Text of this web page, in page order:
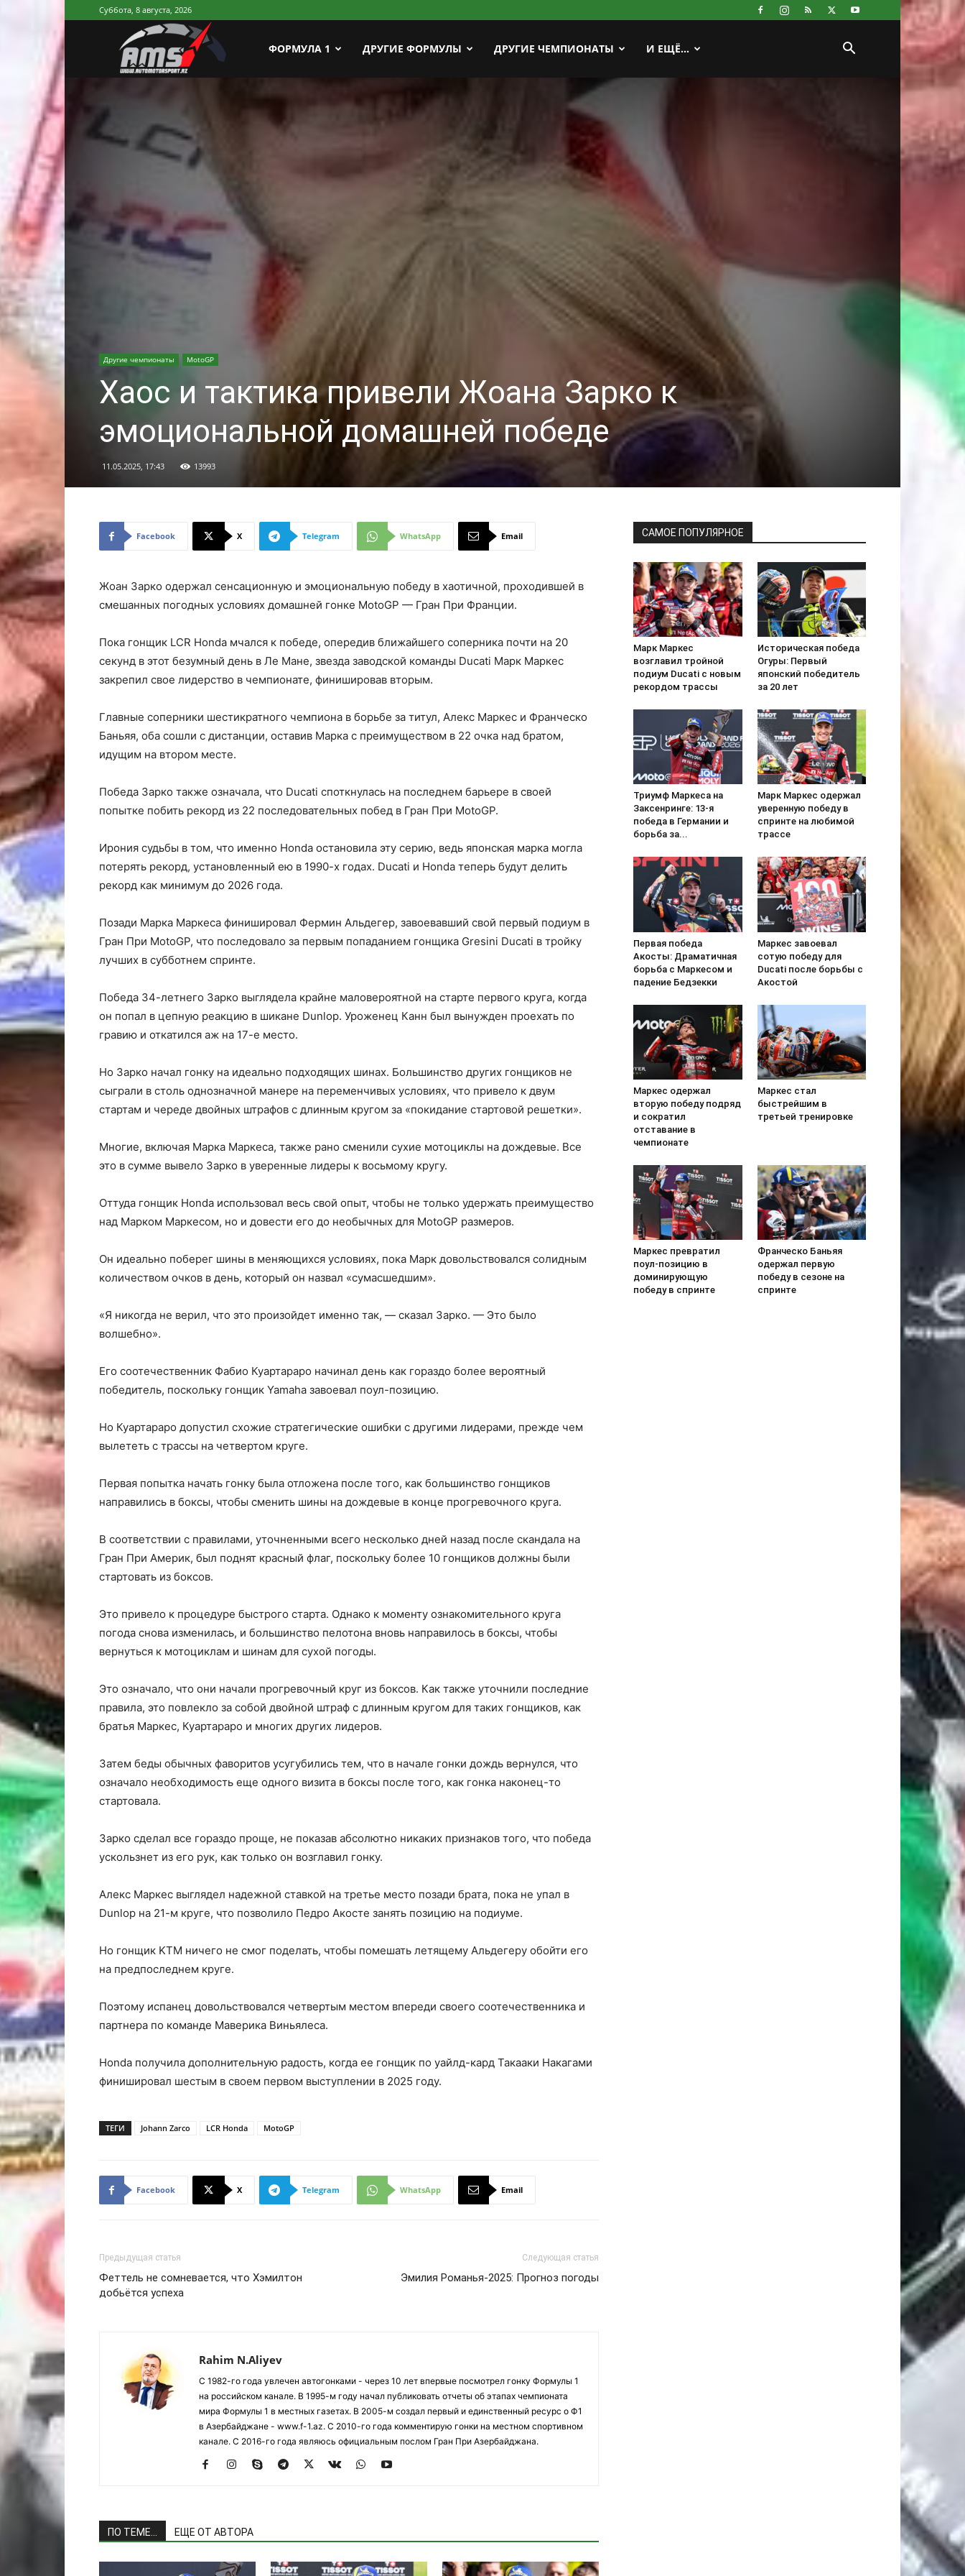
Суббота, 8 августа, 2026
AutoMotorSport
ФОРМУЛА 1 ДРУГИЕ ФОРМУЛЫ ДРУГИЕ ЧЕМПИОНАТЫ И ЕЩЁ…
Другие чемпионаты MotoGP
Хаос и тактика привели Жоана Зарко к
эмоциональной домашней победе
11.05.2025, 17:43 13993
Facebook X Telegram WhatsApp Email
Жоан Зарко одержал сенсационную и эмоциональную победу в хаотичной, проходившей в
смешанных погодных условиях домашней гонке MotoGP — Гран При Франции.
Пока гонщик LCR Honda мчался к победе, опередив ближайшего соперника почти на 20
секунд в этот безумный день в Ле Мане, звезда заводской команды Ducati Марк Маркес
закрепил свое лидерство в чемпионате, финишировав вторым.
Главные соперники шестикратного чемпиона в борьбе за титул, Алекс Маркес и Франческо
Баньяя, оба сошли с дистанции, оставив Марка с преимуществом в 22 очка над братом,
идущим на втором месте.
Победа Зарко также означала, что Ducati споткнулась на последнем барьере в своей
попытке побить рекорд из 22 последовательных побед в Гран При MotoGP.
Ирония судьбы в том, что именно Honda остановила эту серию, ведь японская марка могла
потерять рекорд, установленный ею в 1990-х годах. Ducati и Honda теперь будут делить
рекорд как минимум до 2026 года.
Позади Марка Маркеса финишировал Фермин Альдегер, завоевавший свой первый подиум в
Гран При MotoGP, что последовало за первым попаданием гонщика Gresini Ducati в тройку
лучших в субботнем спринте.
Победа 34-летнего Зарко выглядела крайне маловероятной на старте первого круга, когда
он попал в цепную реакцию в шикане Dunlop. Уроженец Канн был вынужден проехать по
гравию и откатился аж на 17-е место.
Но Зарко начал гонку на идеально подходящих шинах. Большинство других гонщиков не
сыграли в столь однозначной манере на переменчивых условиях, что привело к двум
стартам и череде двойных штрафов с длинным кругом за «покидание стартовой решетки».
Многие, включая Марка Маркеса, также рано сменили сухие мотоциклы на дождевые. Все
это в сумме вывело Зарко в уверенные лидеры к восьмому кругу.
Оттуда гонщик Honda использовал весь свой опыт, чтобы не только удержать преимущество
над Марком Маркесом, но и довести его до необычных для MotoGP размеров.
Он идеально поберег шины в меняющихся условиях, пока Марк довольствовался солидным
количеством очков в день, который он назвал «сумасшедшим».
«Я никогда не верил, что это произойдет именно так, — сказал Зарко. — Это было
волшебно».
Его соотечественник Фабио Куартараро начинал день как гораздо более вероятный
победитель, поскольку гонщик Yamaha завоевал поул-позицию.
Но Куартараро допустил схожие стратегические ошибки с другими лидерами, прежде чем
вылететь с трассы на четвертом круге.
Первая попытка начать гонку была отложена после того, как большинство гонщиков
направились в боксы, чтобы сменить шины на дождевые в конце прогревочного круга.
В соответствии с правилами, уточненными всего несколько дней назад после скандала на
Гран При Америк, был поднят красный флаг, поскольку более 10 гонщиков должны были
стартовать из боксов.
Это привело к процедуре быстрого старта. Однако к моменту ознакомительного круга
погода снова изменилась, и большинство пелотона вновь направилось в боксы, чтобы
вернуться к мотоциклам и шинам для сухой погоды.
Это означало, что они начали прогревочный круг из боксов. Как также уточнили последние
правила, это повлекло за собой двойной штраф с длинным кругом для таких гонщиков, как
братья Маркес, Куартараро и многих других лидеров.
Затем беды обычных фаворитов усугубились тем, что в начале гонки дождь вернулся, что
означало необходимость еще одного визита в боксы после того, как гонка наконец-то
стартовала.
Зарко сделал все гораздо проще, не показав абсолютно никаких признаков того, что победа
ускользнет из его рук, как только он возглавил гонку.
Алекс Маркес выглядел надежной ставкой на третье место позади брата, пока не упал в
Dunlop на 21-м круге, что позволило Педро Акосте занять позицию на подиуме.
Но гонщик KTM ничего не смог поделать, чтобы помешать летящему Альдегеру обойти его
на предпоследнем круге.
Поэтому испанец довольствовался четвертым местом впереди своего соотечественника и
партнера по команде Маверика Виньялеса.
Honda получила дополнительную радость, когда ее гонщик по уайлд-кард Такааки Накагами
финишировал шестым в своем первом выступлении в 2025 году.
ТЕГИ Johann Zarco LCR Honda MotoGP
Facebook X Telegram WhatsApp Email
Предыдущая статья
Феттель не сомневается, что Хэмилтон
добьётся успеха
Следующая статья
Эмилия Романья-2025: Прогноз погоды
Rahim N.Aliyev
С 1982-го года увлечен автогонками - через 10 лет впервые посмотрел гонку Формулы 1
на российском канале. В 1995-м году начал публиковать отчеты об этапах чемпионата
мира Формулы 1 в местных газетах. В 2005-м создал первый и единственный ресурс о Ф1
в Азербайджане - www.f-1.az. С 2010-го года комментирую гонки на местном спортивном
канале. С 2016-го года являюсь официальным послом Гран При Азербайджана.
ПО ТЕМЕ... ЕЩЕ ОТ АВТОРА
САМОЕ ПОПУЛЯРНОЕ
Марк Маркес
возглавил тройной
подиум Ducati с новым
рекордом трассы
Историческая победа
Огуры: Первый
японский победитель
за 20 лет
Триумф Маркеса на
Заксенринге: 13-я
победа в Германии и
борьба за...
Марк Маркес одержал
уверенную победу в
спринте на любимой
трассе
Первая победа
Акосты: Драматичная
борьба с Маркесом и
падение Бедзекки
Маркес завоевал
сотую победу для
Ducati после борьбы с
Акостой
Маркес одержал
вторую победу подряд
и сократил
отставание в
чемпионате
Маркес стал
быстрейшим в
третьей тренировке
Маркес превратил
поул-позицию в
доминирующую
победу в спринте
Франческо Баньяя
одержал первую
победу в сезоне на
спринте